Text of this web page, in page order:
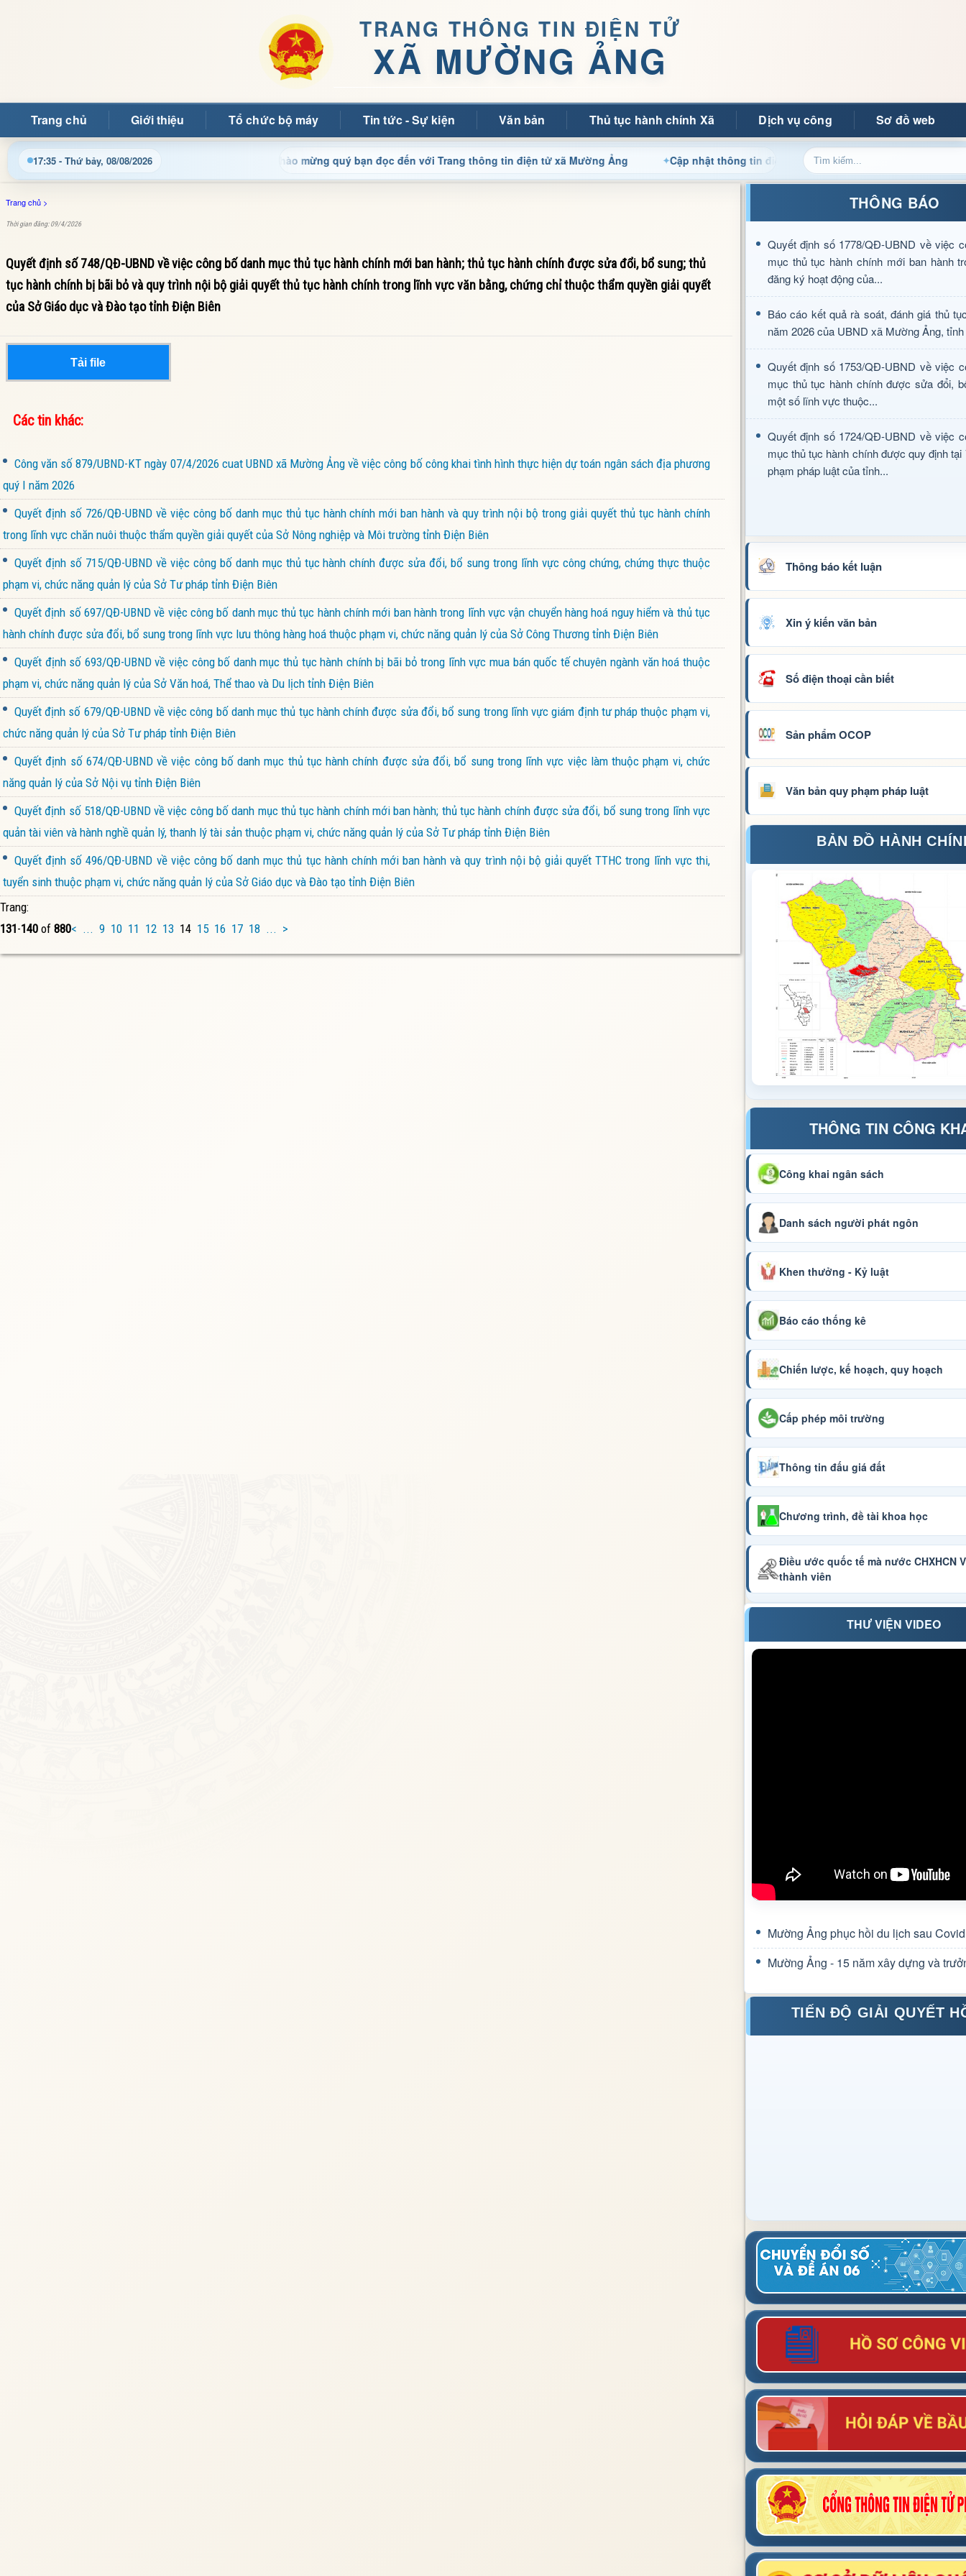
TRANG THÔNG TIN ĐIỆN TỬ
XÃ MƯỜNG ẢNG
Trang chủ Giới thiệu Tổ chức bộ máy Tin tức - Sự kiện Văn bản Thủ tục hành chính Xã Dịch vụ công Sơ đồ web
17:35 - Thứ bảy, 08/08/2026 Chào mừng quý bạn đọc đến với Trang thông tin điện tử xã Mường Ảng Cập nhật thông tin điều hành, thủ tục hành chính và tin tức địa
Trang chủ >
Thời gian đăng: 09/4/2026
Quyết định số 748/QĐ-UBND về việc công bố danh mục thủ tục hành chính mới ban hành; thủ tục hành chính được sửa đổi, bổ sung; thủ
tục hành chính bị bãi bỏ và quy trình nội bộ giải quyết thủ tục hành chính trong lĩnh vực văn bằng, chứng chỉ thuộc thẩm quyền giải quyết
của Sở Giáo dục và Đào tạo tỉnh Điện Biên
Tải file
Các tin khác:
Công văn số 879/UBND-KT ngày 07/4/2026 cuat UBND xã Mường Ảng về việc công bố công khai tình hình thực hiện dự toán ngân sách địa phương
quý I năm 2026
Quyết định số 726/QĐ-UBND về việc công bố danh mục thủ tục hành chính mới ban hành và quy trình nội bộ trong giải quyết thủ tục hành chính
trong lĩnh vực chăn nuôi thuộc thẩm quyền giải quyết của Sở Nông nghiệp và Môi trường tỉnh Điện Biên
Quyết định số 715/QĐ-UBND về việc công bố danh mục thủ tục hành chính được sửa đổi, bổ sung trong lĩnh vực công chứng, chứng thực thuộc
phạm vi, chức năng quản lý của Sở Tư pháp tỉnh Điện Biên
Quyết định số 697/QĐ-UBND về việc công bố danh mục thủ tục hành chính mới ban hành trong lĩnh vực vận chuyển hàng hoá nguy hiểm và thủ tục
hành chính được sửa đổi, bổ sung trong lĩnh vực lưu thông hàng hoá thuộc phạm vi, chức năng quản lý của Sở Công Thương tỉnh Điện Biên
Quyết định số 693/QĐ-UBND về việc công bố danh mục thủ tục hành chính bị bãi bỏ trong lĩnh vực mua bán quốc tế chuyên ngành văn hoá thuộc
phạm vi, chức năng quản lý của Sở Văn hoá, Thể thao và Du lịch tỉnh Điện Biên
Quyết định số 679/QĐ-UBND về việc công bố danh mục thủ tục hành chính được sửa đổi, bổ sung trong lĩnh vực giám định tư pháp thuộc phạm vi,
chức năng quản lý của Sở Tư pháp tỉnh Điện Biên
Quyết định số 674/QĐ-UBND về việc công bố danh mục thủ tục hành chính được sửa đổi, bổ sung trong lĩnh vực việc làm thuộc phạm vi, chức
năng quản lý của Sở Nội vụ tỉnh Điện Biên
Quyết định số 518/QĐ-UBND về việc công bố danh mục thủ tục hành chính mới ban hành; thủ tục hành chính được sửa đổi, bổ sung trong lĩnh vực
quản tài viên và hành nghề quản lý, thanh lý tài sản thuộc phạm vi, chức năng quản lý của Sở Tư pháp tỉnh Điện Biên
Quyết định số 496/QĐ-UBND về việc công bố danh mục thủ tục hành chính mới ban hành và quy trình nội bộ giải quyết TTHC trong lĩnh vực thi,
tuyển sinh thuộc phạm vi, chức năng quản lý của Sở Giáo dục và Đào tạo tỉnh Điện Biên
Trang:
131-140 of 880< ... 9 10 11 12 13 14 15 16 17 18 ... >
THÔNG BÁO
Quyết định số 1778/QĐ-UBND về việc
mục thủ tục hành chính mới ban hành
đăng ký hoạt động của...
Báo cáo kết quả rà soát, đánh giá thủ
năm 2026 của UBND xã Mường Ảng,
Quyết định số 1753/QĐ-UBND về việc
mục thủ tục hành chính được sửa đổi,
một số lĩnh vực thuộc...
Quyết định số 1724/QĐ-UBND về việc
mục thủ tục hành chính được quy định tại
phạm pháp luật của tỉnh...
Thông báo kết luận
Xin ý kiến văn bản
Số điện thoại cần biết
Sản phẩm OCOP
Văn bản quy phạm pháp luật
BẢN ĐỒ HÀNH
THÔNG TIN CÔNG
Công khai ngân sách
Danh sách người phát ngôn
Khen thưởng - Kỷ luật
Báo cáo thống kê
Chiến lược, kế hoạch, quy hoạch
Cấp phép môi trường
Thông tin đấu giá đất
Chương trình, đề tài khoa học
Điều ước quốc tế mà nước CHXHCN
thành viên
THƯ VIỆN VIDEO
Mường Ảng phục hồi du lịch sau
Mường Ảng - 15 năm xây dựng và
TIẾN ĐỘ GIẢI QUYẾT